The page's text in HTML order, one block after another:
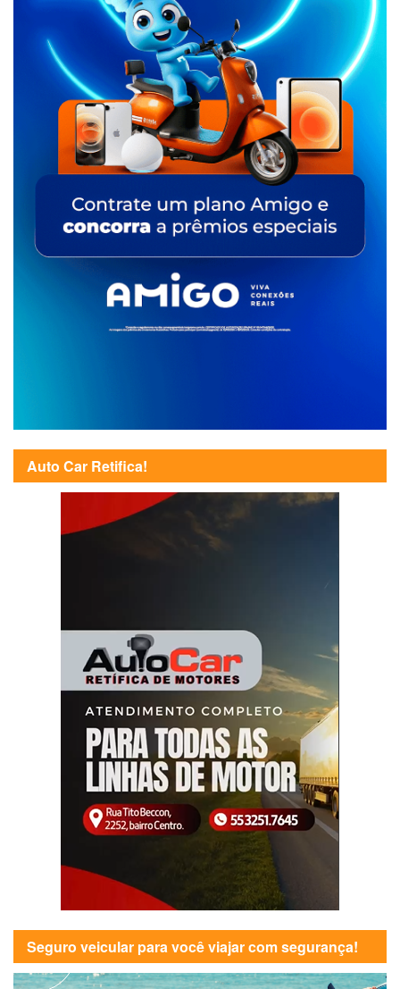
Auto Car Retifica!
Seguro veicular para você viajar com segurança!